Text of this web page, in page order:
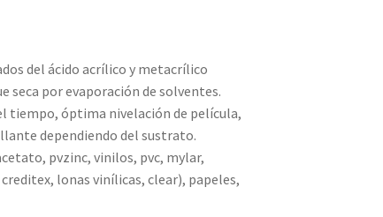
del ácido acrílico y metacrílico
seca por evaporación de solventes.
tiempo, óptima nivelación de película,
dependiendo del sustrato.
pvzinc, vinilos, pvc, mylar,
lonas vinílicas, clear), papeles,